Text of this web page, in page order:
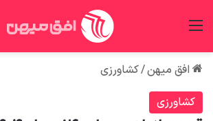
افق میهن/کشاورزی
کشاورزی